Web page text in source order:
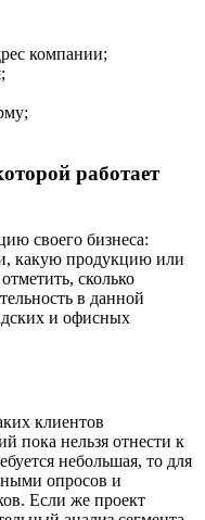
компании;
работает
своего бизнеса:
какую продукцию или
сколько
в данной
и офисных
клиентов
пока нельзя отнести к
небольшая, то для
опросов и
Если же проект